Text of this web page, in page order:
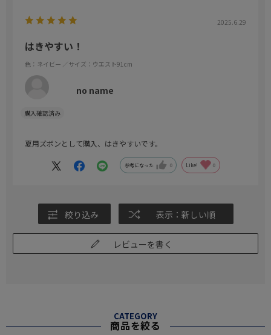
2025.6.29
はきやすい！
色：ネイビー ／サイズ：ウエスト91cm
no name
夏用ズボンとして購入、はきやすいです。
参考になった 0 Like! 0
絞り込み 表示：新しい順
レビューを書く
CATEGORY
商品を絞る